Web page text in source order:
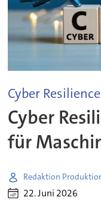
Cyber
Cyber
für
Redaktion
22. Juni 2026